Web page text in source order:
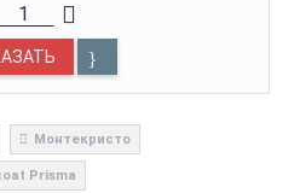
Монтекристо
Prisma